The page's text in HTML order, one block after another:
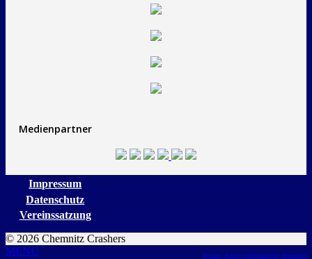
Medienpartner
Impressum
Datenschutz
Vereinssatzung
© 2026 Chemnitz Crashers
design: future werbeagentur chemnitz
MENU